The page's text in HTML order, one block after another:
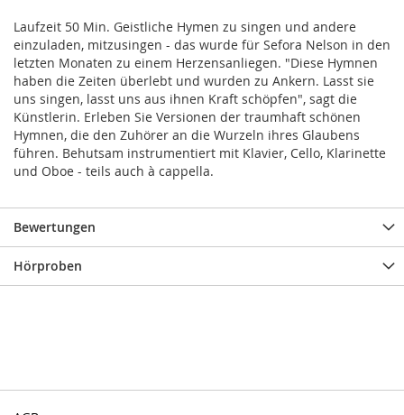
Laufzeit 50 Min. Geistliche Hymen zu singen und andere
einzuladen, mitzusingen - das wurde für Sefora Nelson in den
letzten Monaten zu einem Herzensanliegen. "Diese Hymnen
haben die Zeiten überlebt und wurden zu Ankern. Lasst sie
uns singen, lasst uns aus ihnen Kraft schöpfen", sagt die
Künstlerin. Erleben Sie Versionen der traumhaft schönen
Hymnen, die den Zuhörer an die Wurzeln ihres Glaubens
führen. Behutsam instrumentiert mit Klavier, Cello, Klarinette
und Oboe - teils auch à cappella.
Bewertungen
Hörproben